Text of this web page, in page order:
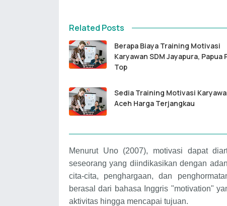
Related Posts
Berapa Biaya Training Motivasi
Karyawan SDM Jayapura, Papua
Top
Sedia Training Motivasi
Aceh Harga Terjangkau
Menurut Uno (2007), motivasi dapat
seseorang yang diindikasikan dengan
cita-cita, penghargaan, dan
berasal dari bahasa Inggris "motivation"
aktivitas hingga mencapai tujuan.